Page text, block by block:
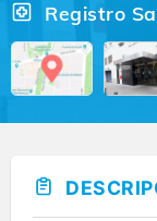
Registro